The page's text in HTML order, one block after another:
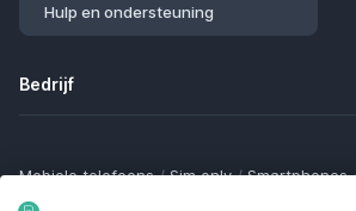
Hulp en ondersteuning
Bedrijf
Mobiele telefoons / Sim only / Smartphones
Smartwatches